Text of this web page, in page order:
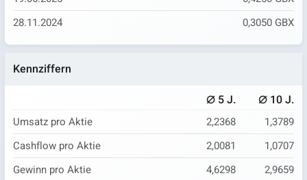
28.11.2024
0,3050 GBX
Kennziffern
⌀ 5 J. ⌀ 10 J.
Umsatz pro Aktie 2,2368
1,3789
Cashflow pro Aktie
2,0081
1,0707
Gewinn pro Aktie
4,6298
2,9659